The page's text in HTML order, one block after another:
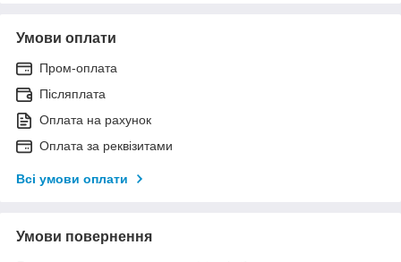
Умови оплати
Пром-оплата
Післяплата
Оплата на рахунок
Оплата за реквізитами
Всі умови оплати
Умови повернення